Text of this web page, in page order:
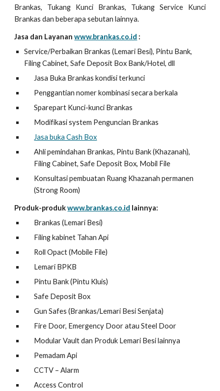
Brankas, Tukang Kunci Brankas, Tukang Service Kunci
Brankas dan beberapa sebutan lainnya.
Jasa dan Layananwww.brankas.co.id :
Service/Perbaikan Brankas (Lemari Besi), Pintu Bank,
Filing Cabinet, Safe Deposit Box Bank/Hotel, dll
Jasa Buka Brankas kondisi terkunci
Penggantian nomer kombinasi secara berkala
Sparepart Kunci-kunci Brankas
Modifikasi system Penguncian Brankas
Jasa buka Cash Box
Ahli pemindahan Brankas, Pintu Bank (Khazanah),
Filing Cabinet, Safe Deposit Box, Mobil File
Konsultasi pembuatan Ruang Khazanah permanen
(Strong Room)
Produk-produkwww.brankas.co.id lainnya:
Brankas (Lemari Besi)
Filing kabinet Tahan Api
Roll Opact (Mobile File)
Lemari BPKB
Pintu Bank (Pintu Kluis)
Safe Deposit Box
Gun Safes (Brankas/Lemari Besi Senjata)
Fire Door, Emergency Door atau Steel Door
Modular Vault dan Produk Lemari Besi lainnya
Pemadam Api
CCTV – Alarm
Access Control